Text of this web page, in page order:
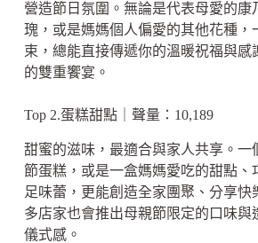
營造節日氛圍。無論是代表母愛的康
瑰，或是媽媽個人偏愛的其他花種，
束，總能直接傳遞你的溫暖祝福與感
的雙重饗宴。
Top 2.蛋糕甜點｜聲量：10,189
甜蜜的滋味，最適合與家人共享。一
節蛋糕，或是一盒媽媽愛吃的甜點、
足味蕾，更能創造全家團聚、分享快
多店家也會推出母親節限定的口味與
儀式感。